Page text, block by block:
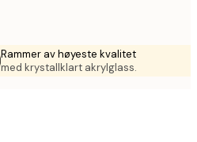
Rammer av høyeste kvalitet
med krystallklart akrylglass.